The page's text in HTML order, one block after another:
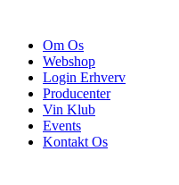
indholdOm Os
Webshop
Login Erhverv
Producenter
Vin Klub
Events
Kontakt Os